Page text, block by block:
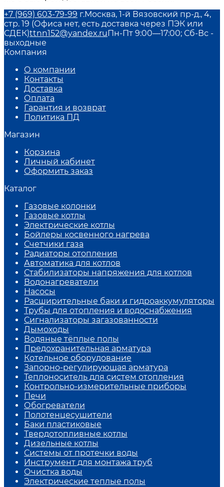
+7 (969) 603-79-99 г.Москва, 1-й Вязовский пр-д., 4,
стр. 19 (Офиса нет, есть доставка через ПЭК или
СДЕК)ttnn152@yandex.ruПн-Пт 9:00—17:00; Сб-Вс -
выходные
Компания
О компании
Контакты
Доставка
Оплата
Гарантия и возврат
Политика ПД
Магазин
Корзина
Личный кабинет
Оформить заказ
Каталог
Газовые колонки
Газовые котлы
Электрические котлы
Бойлеры косвенного нагрева
Счетчики газа
Радиаторы отопления
Автоматика для котлов
Стабилизаторы напряжения для котлов
Водонагреватели
Насосы
Расширительные баки и гидроаккумуляторы
Трубы для отопления и водоснабжения
Сигнализаторы загазованности
Дымоходы
Водяные тёплые полы
Предохранительная арматура
Котельное оборудование
Запорно-регулирующая арматура
Теплоноситель для систем отопления
Контрольно-измерительные приборы
Печи
Обогреватели
Полотенцесушители
Баки пластиковые
Твердотопливные котлы
Дизельные котлы
Системы от протечки воды
Инструмент для монтажа труб
Очистка воды
Электрические теплые полы